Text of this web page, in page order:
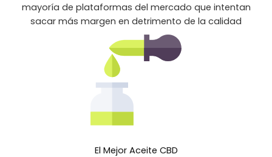
mayoría de plataformas del mercado que intentan
sacar más margen en detrimento de la calidad
El Mejor Aceite CBD